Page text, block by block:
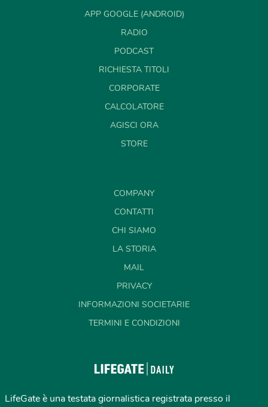
APP GOOGLE (ANDROID)
RADIO
PODCAST
RICHIESTA TITOLI
CORPORATE
CALCOLATORE
AGISCI ORA
STORE
COMPANY
CONTATTI
CHI SIAMO
LA STORIA
MAIL
PRIVACY
INFORMAZIONI SOCIETARIE
TERMINI E CONDIZIONI
LifeGate è una testata giornalistica registrata presso il